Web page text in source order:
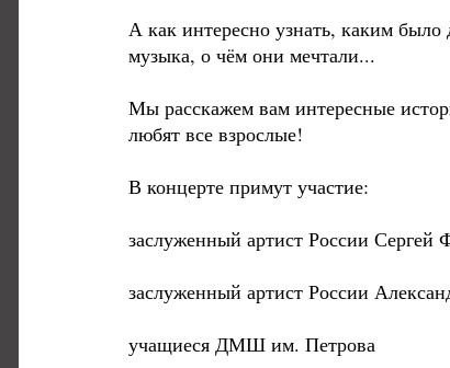
А как интересно узнать, каким
музыка, о чём они мечтали...
Мы расскажем вам интересные
любят все взрослые!
В концерте примут участие:
заслуженный артист России Сергей
заслуженный артист России
учащиеся ДМШ им. Петрова